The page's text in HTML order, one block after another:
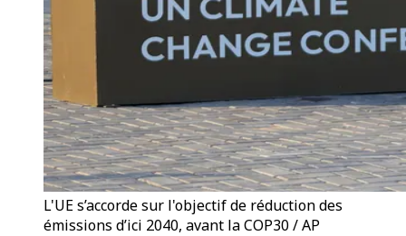
L'UE s’accorde sur l'objectif de réduction des
émissions d’ici 2040, avant la COP30 / AP